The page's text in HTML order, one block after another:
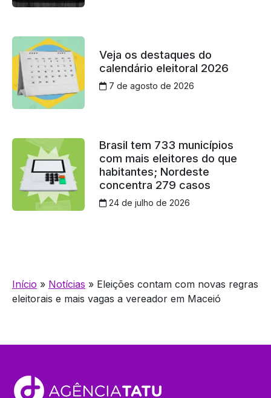
Veja os destaques do
calendário eleitoral 2026
7 de agosto de 2026
Brasil tem 733 municípios
com mais eleitores do que
habitantes; Nordeste
concentra 279 casos
24 de julho de 2026
Início » Notícias » Eleições contam com novas regras
eleitorais e mais vagas a vereador em Maceió